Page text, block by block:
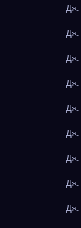
Дж.
Дж.
Дж.
Дж.
Дж.
Дж.
Дж.
Дж.
Дж.